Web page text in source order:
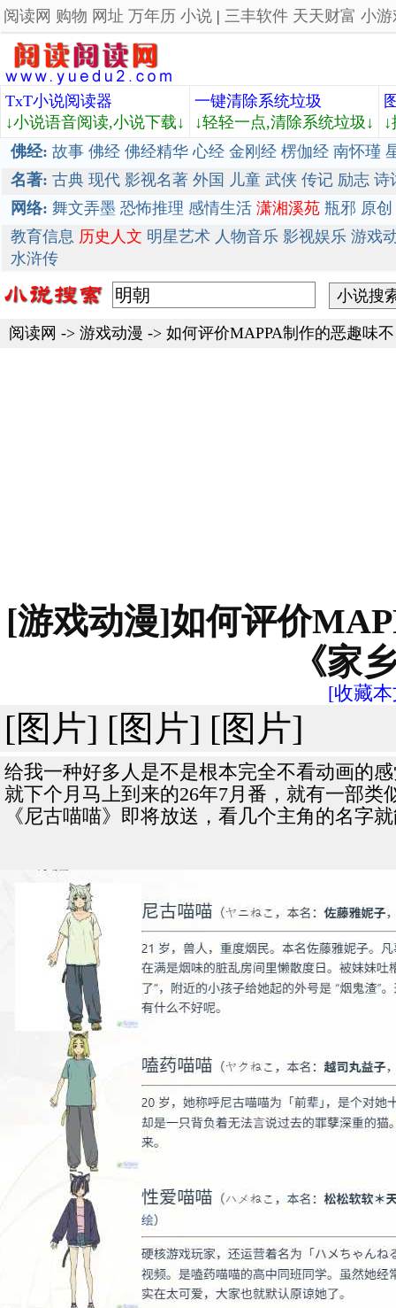
阅读网 购物 网址 万年历 小说 | 三丰软件 天天财富 小游
TxT小说阅读器
↓小说语音阅读,小说下载↓
一键清除系统垃圾
↓轻轻一点,清除系统垃圾↓
佛经: 故事 佛经 佛经精华 心经 金刚经 楞伽经 南怀瑾
名著: 古典 现代 影视名著 外国 儿童 武侠 传记 励志 诗
网络: 舞文弄墨 恐怖推理 感情生活 潇湘溪苑 瓶邪 原创
教育信息 历史人文 明星艺术 人物音乐 影视娱乐 游戏
水浒传
阅读网 -> 游戏动漫 -> 如何评价MAPPA制作的恶趣味
[游戏动漫]如何评价
《家
[收藏
[图片] [图片] [图片]
给我一种好多人是不是根本完全不看动画的
就下个月马上到来的26年7月番，就有一部
《尼古喵喵》即将放送，看几个主角的名字